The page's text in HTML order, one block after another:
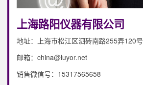
上海路阳仪器有限公司
地址：上海市松江区泗砖南路255弄120号
邮箱：china@luyor.net
销售微信号：15317565658